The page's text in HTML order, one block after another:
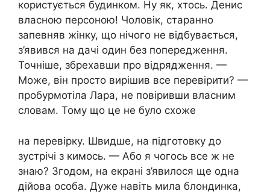
користується будинком. Ну як, хтось. Денис
власною персоною! Чоловік, старанно
запевняв жінку, що нічого не відбувається,
з’явився на дачі один без попередження.
Точніше, збрехавши про відрядження. —
Може, він просто вирішив все перевірити? —
пробурмотіла Лара, не повіривши власним
словам. Тому що це не було схоже
на перевірку. Швидше, на підготовку до
зустрічі з кимось. — Або я чогось все ж не
знаю? Згодом, на екрані з’явилося ще одна
дійова особа. Дуже навіть мила блондинка,